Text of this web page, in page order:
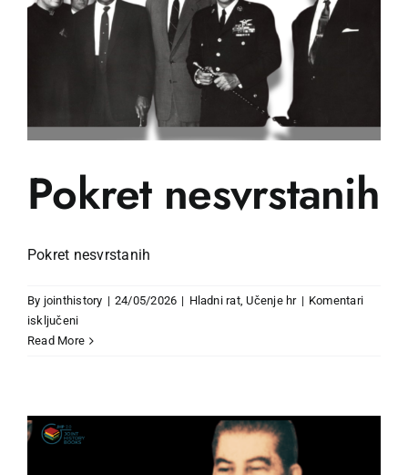
Pokret nesvrstanih
Pokret nesvrstanih
By jointhistory | 24/05/2026 | Hladni rat,Učenje hr | Komentari
isključeniza
Pokret
Read More